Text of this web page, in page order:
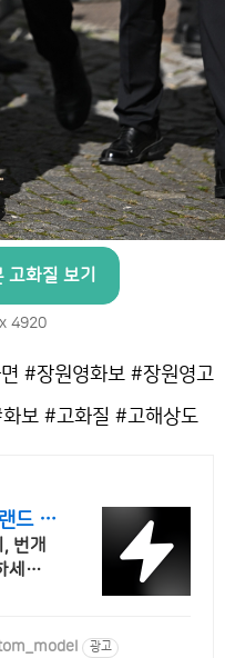
고화질 보기
4920
#장원영화보 #장원영고
보 #고화질 #고해상도
드 중
번개
세요
광고